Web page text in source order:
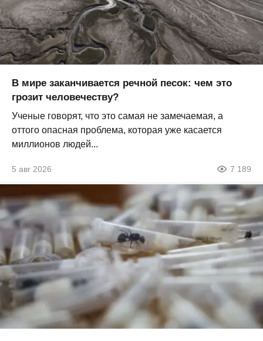
В мире заканчивается речной песок: чем это
грозит человечеству?
Ученые говорят, что это самая не замечаемая, а
оттого опасная проблема, которая уже касается
миллионов людей...
5 авг 2026 7 189